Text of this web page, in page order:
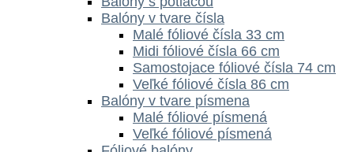
Balóny v tvare čísla
Malé fóliové čísla 33 cm
Midi fóliové čísla 66 cm
Samostojace fóliové čísla 74 cm
Veľké fóliové čísla 86 cm
Balóny v tvare písmena
Malé fóliové písmená
Veľké fóliové písmená